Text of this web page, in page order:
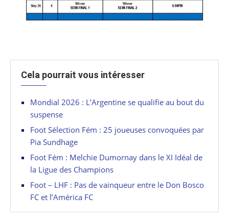
Cela pourrait vous intéresser
Mondial 2026 : L’Argentine se qualifie au bout du
suspense
Foot Sélection Fém : 25 joueuses convoquées par
Pia Sundhage
Foot Fém : Melchie Dumornay dans le XI Idéal de
la Ligue des Champions
Foot – LHF : Pas de vainqueur entre le Don Bosco
FC et l’América FC